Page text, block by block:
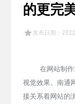
的更完
发布日期：
在网站制
视觉效果。南通
接关系着网站的